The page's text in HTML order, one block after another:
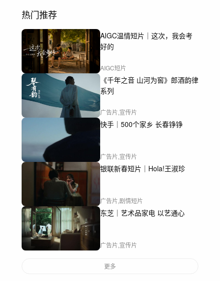
热门推荐
AIGC温情短片｜这次，我会考
好的
AIGC短片
《千年之音 山河为窖》郎酒韵律
系列
广告片,宣传片
快手｜500个家乡 长春铮铮
广告片,宣传片
银联新春短片｜Hola!王淑珍
广告片,剧情短片
东芝｜艺术品家电 以艺通心
广告片,宣传片
更多